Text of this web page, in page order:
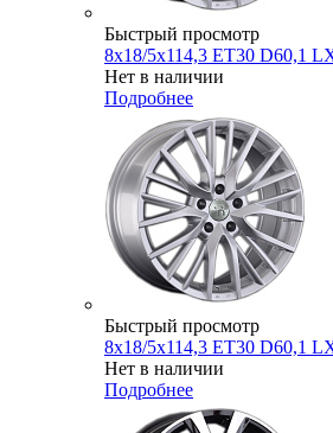
Быстрый просмотр
8x18/5x114,3 ET30 D60,1
Нет в наличии
Подробнее
Быстрый просмотр
8x18/5x114,3 ET30 D60,1
Нет в наличии
Подробнее